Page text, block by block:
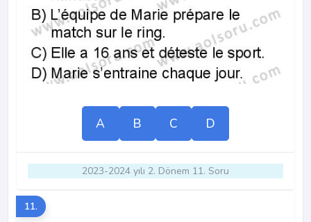
A B C D
2023-2024 yılı 2. Dönem 11. Soru
11.